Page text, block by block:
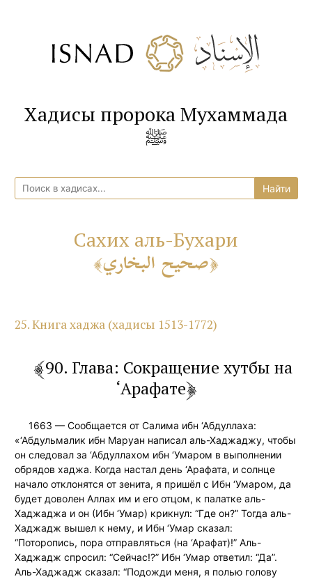
Хадисы пророка Мухаммада
ﷺ
Сахих аль-Бухари
صحيح البخاري
25. Книга хаджа (хадисы 1513-1772)
90. Глава: Сокращение хутбы на
‘Арафате
1663 — Сообщается от Салима ибн ‘Абдуллаха:
«‘Абдульмалик ибн Маруан написал аль-Хаджаджу, чтобы
он следовал за ‘Абдуллахом ибн ‘Умаром в выполнении
обрядов хаджа. Когда настал день ‘Арафата, и солнце
начало отклонятся от зенита, я пришёл с Ибн ‘Умаром, да
будет доволен Аллах им и его отцом, к палатке аль-
Хаджаджа и он (Ибн ‘Умар) крикнул: “Где он?” Тогда аль-
Хаджадж вышел к нему, и Ибн ‘Умар сказал:
“Поторопись, пора отправляться (на ‘Арафат)!” Аль-
Хаджадж спросил: “Сейчас!?” Ибн ‘Умар ответил: “Да”.
Аль-Хаджадж сказал: “Подожди меня, я полью голову